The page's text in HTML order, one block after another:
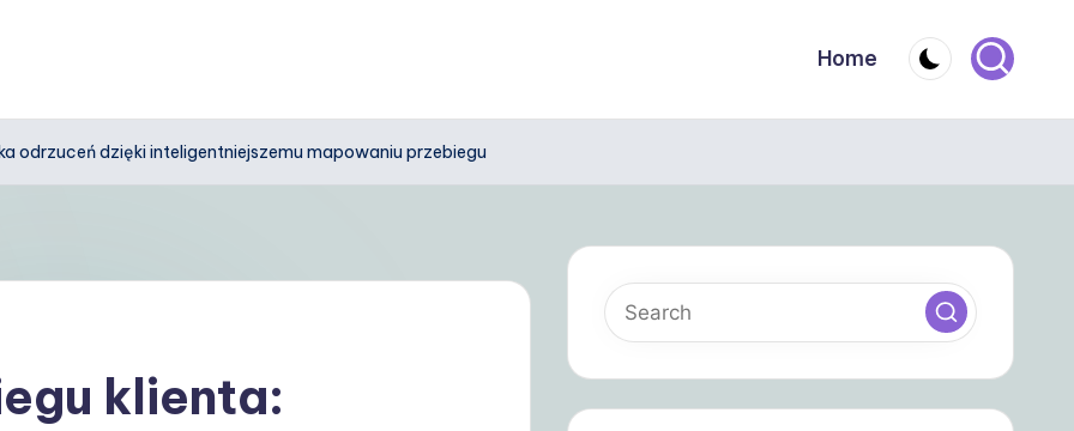
Home
odrzuceń dzięki inteligentniejszemu mapowaniu przebiegu
klienta: